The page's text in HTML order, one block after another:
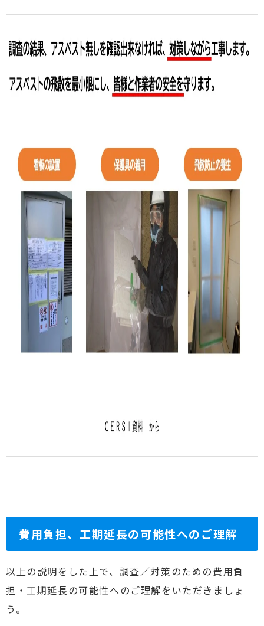
費用負担、工期延長の可能性へのご理解
以上の説明をした上で、調査／対策のための費用負
担・工期延長の可能性へのご理解をいただきましょ
う。